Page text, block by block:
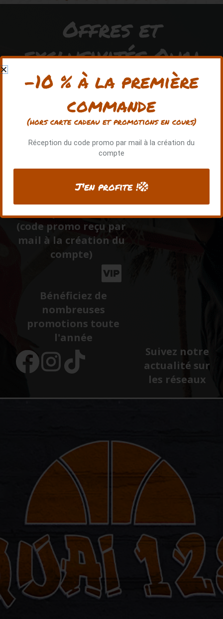
Offres et
exclusivités Quai
128
Rejoignez la communauté QUAI 128 pour avoir accès
Recevez -10% sur votre
première commande
promos
(code promo reçu par
mail à la création du
compte)
Bénéficiez de
nombreuses
promotions toute
l'année
Suivez notre
actualité sur
les réseaux
-10 % à la première
commande
(hors carte cadeau et promotions en cours)
Réception du code promo par mail à la création du
compte
J'en profite !